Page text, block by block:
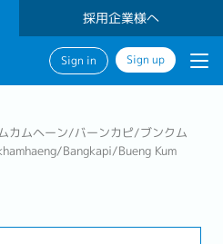
採用企業様へ
Sign in Sign up
カムヘーン/バーンカピ/ブンクム
Bangkapi/Bueng Kum